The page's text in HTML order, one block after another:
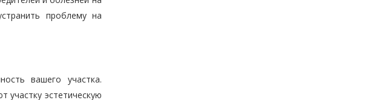
проблему на
вашего участка.
участку эстетическую